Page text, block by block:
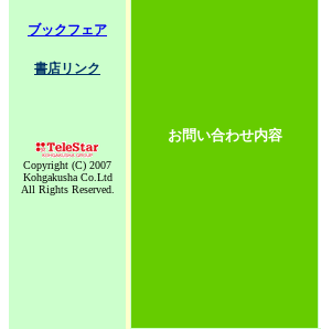
ブックフェア
書店リンク
Copyright (C) 2007
Kohgakusha Co.Ltd
All Rights Reserved.
お問い合わせ内容